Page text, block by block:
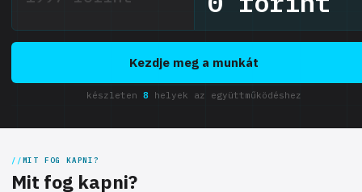
Kezdje meg a munkát
készleten 8 helyek az együttműködéshez
MIT FOG KAPNI?
Mit fog kapni?